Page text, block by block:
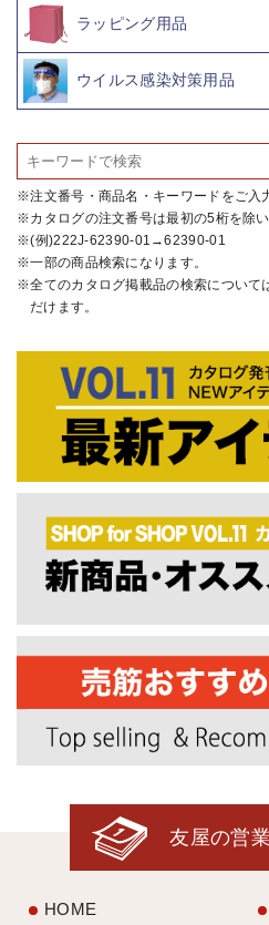
ラッピング用品
ウイルス感染対策用品
注文番号・商品名・キーワードをご入
カタログの注文番号は最初の5桁を除
(例)222J-62390-01→62390-01
一部の商品検索になります。
全てのカタログ掲載品の検索について
だけます。
友屋の営
HOME